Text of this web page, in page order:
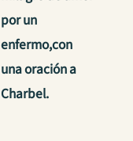
por un
enfermo,con
una oración a
Charbel.